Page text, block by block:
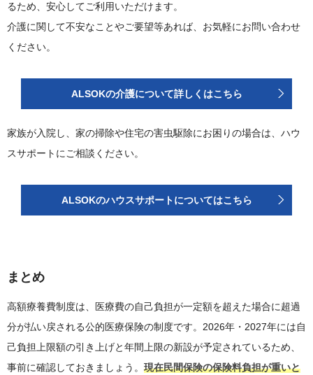
るため、安心してご利用いただけます。
介護に関して不安なことやご要望等あれば、お気軽にお問い合わせ
ください。
ALSOKの介護について詳しくはこちら
家族が入院し、家の掃除や住宅の害虫駆除にお困りの場合は、ハウ
スサポートにご相談ください。
ALSOKのハウスサポートについてはこちら
まとめ
高額療養費制度は、医療費の自己負担が一定額を超えた場合に超過
分が払い戻される公的医療保険の制度です。2026年・2027年には自
己負担上限額の引き上げと年間上限の新設が予定されているため、
事前に確認しておきましょう。 現在民間保険の保険料負担が重いと